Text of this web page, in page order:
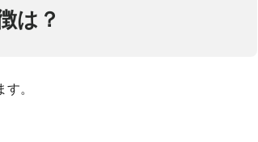
は？
。